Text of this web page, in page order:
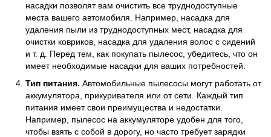
насадки позволят вам очистить все труднодоступные
места вашего автомобиля. Например, насадка для
удаления пыли из труднодоступных мест, насадка для
очистки ковриков, насадка для удаления волос с сидений
и т. д. Перед тем, как покупать пылесос, убедитесь, что он
имеет необходимые насадки для ваших потребностей.
Тип питания. Автомобильные пылесосы могут работать от
аккумулятора, прикуривателя или от сети. Каждый тип
питания имеет свои преимущества и недостатки.
Например, пылесос на аккумуляторе удобен для того,
чтобы взять с собой в дорогу, но часто требует зарядки